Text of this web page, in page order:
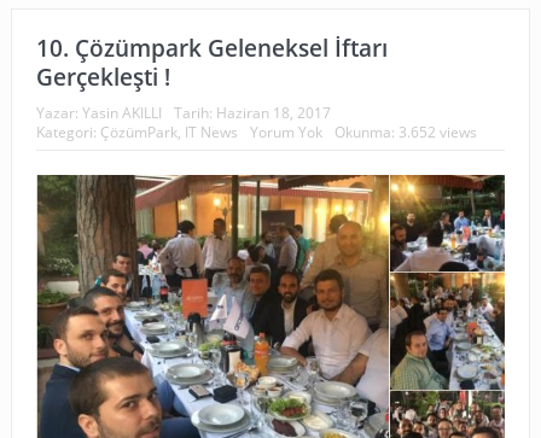
10. Çözümpark Geleneksel İftarı
Gerçekleşti !
Yazar: Yasin AKILLI Tarih: Haziran 18, 2017
Kategori: ÇözümPark, IT News Yorum Yok Okunma: 3.652 views